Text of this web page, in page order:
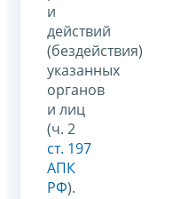
и
действий
(бездействия)
указанных
органов
и лиц
(ч. 2
ст. 197
АПК
РФ).